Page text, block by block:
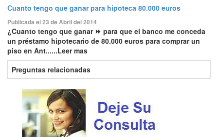
Cuanto tengo que ganar para hipoteca 80.000 euros
Publicada el 23 de Abril del 2014
¿Cuanto tengo que ganar ⏩ para que el banco me conceda
un préstamo hipotecario de 80.000 euros para comprar un
piso en Ant......Leer mas
Preguntas relacionadas